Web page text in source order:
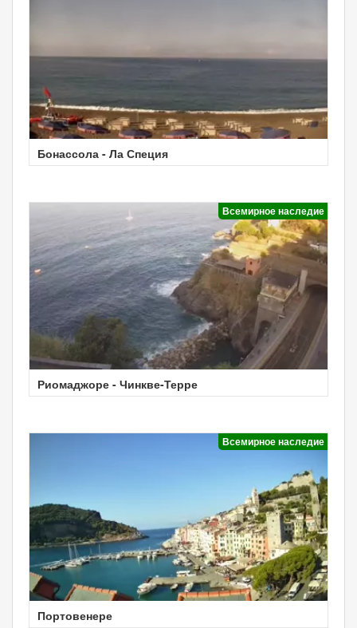
Бонассола - Ла Специя
Всемирное наследие
Риомаджоре - Чинкве-Терре
Всемирное наследие
Портовенере